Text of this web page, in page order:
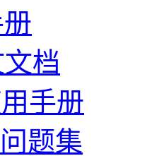
档
手册
题集